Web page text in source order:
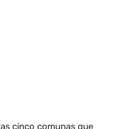
cinco comunas que